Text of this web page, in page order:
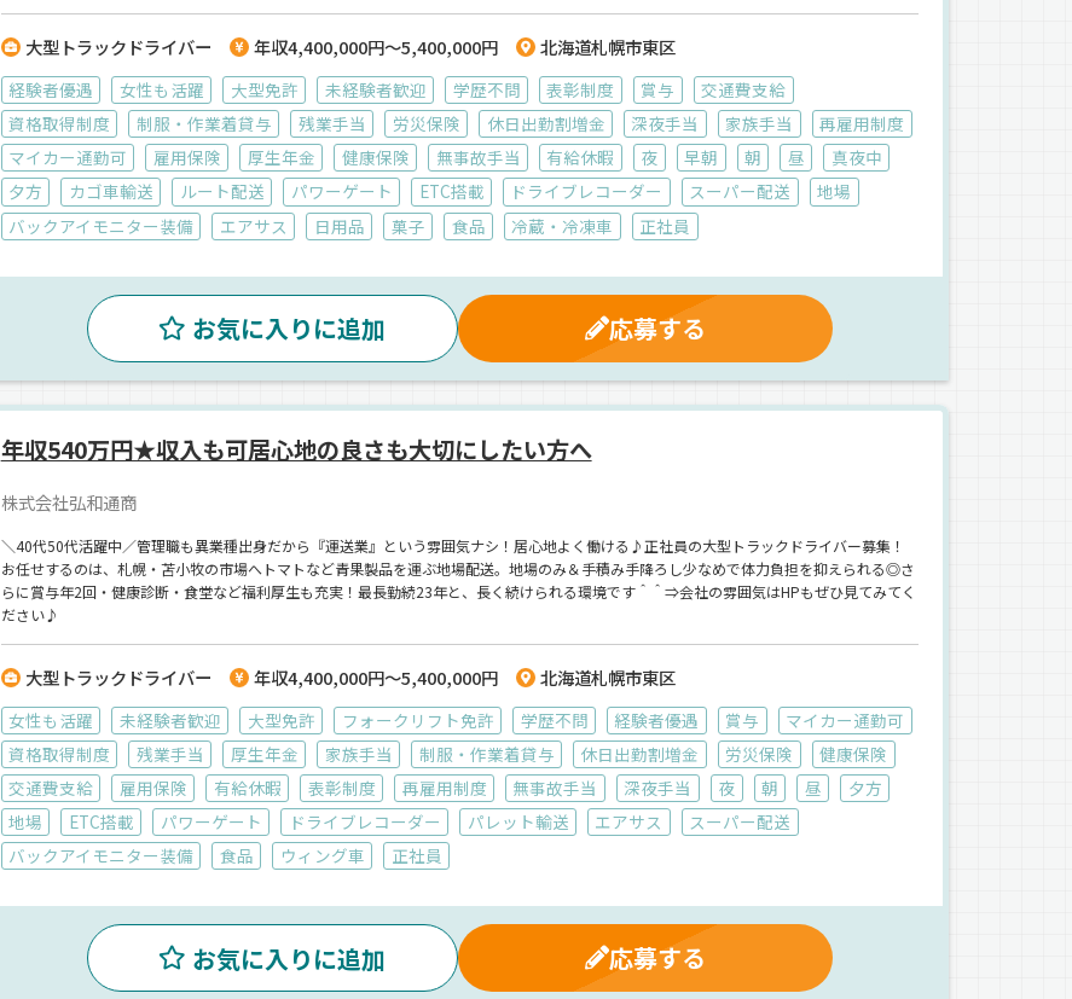
大型トラックドライバー 年収4,400,000円～5,400,000円 北海道札幌市東区
経験者優遇 女性も活躍 大型免許 未経験者歓迎 学歴不問 表彰制度 賞与
交通費支給
資格取得制度
制服・作業着貸与 残業手当 労災保険 休日出勤割増金 深夜手当 家族手当
再雇用制度
マイカー通勤可
雇用保険 厚生年金 健康保険 無事故手当 有給休暇 夜 早朝 朝 昼
真夜中
夕方
カゴ車輸送 ルート配送 パワーゲート ETC搭載 ドライブレコーダー スーパー配送
地場
バックアイモニター装備
エアサス 日用品 菓子 食品 冷蔵・冷凍車 正社員
お気に入りに追加 応募する
年収540万円★収入も可居心地の良さも大切にしたい方へ
株式会社弘和通商
＼40代50代活躍中／管理職も異業種出身だから『運送業』という雰囲気ナシ！居心地よく働ける♪正社員の大型トラックドライバー募集！
お任せするのは、札幌・苫小牧の市場へトマトなど青果製品を運ぶ地場配送。地場のみ＆手積み手降ろし少なめで体力負担を抑えられる◎さ
らに賞与年2回・健康診断・食堂など福利厚生も充実！最長勤続23年と、長く続けられる環境です＾＾⇒会社の雰囲気はHPもぜひ見てみてく
ださい♪
大型トラックドライバー 年収4,400,000円～5,400,000円 北海道札幌市東区
女性も活躍 未経験者歓迎 大型免許 フォークリフト免許 学歴不問 経験者優遇 賞与
マイカー通勤可
資格取得制度
残業手当 厚生年金 家族手当 制服・作業着貸与 休日出勤割増金 労災保険
健康保険
交通費支給
雇用保険 有給休暇 表彰制度 再雇用制度 無事故手当 深夜手当 夜 朝 昼
夕方
地場
ETC搭載 パワーゲート ドライブレコーダー パレット輸送 エアサス
スーパー配送
バックアイモニター装備
食品 ウィング車 正社員
お気に入りに追加 応募する